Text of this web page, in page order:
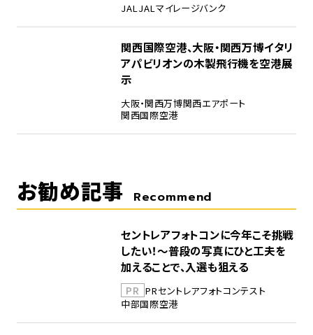
JAL JALマイレージバンク
関西国際空港、大阪・関西万博イタリ
アパビリオンの木製飛行機を空港展
示
大阪・関西万博関西エアポート
関西国際空港
お勧め記事 Recommend
セントレアフォトコンに今年こそ挑戦
したい！～普段の写真にひと工夫を
加えることで、入選も狙える
PR PRセントレアフォトコンテスト
中部国際空港